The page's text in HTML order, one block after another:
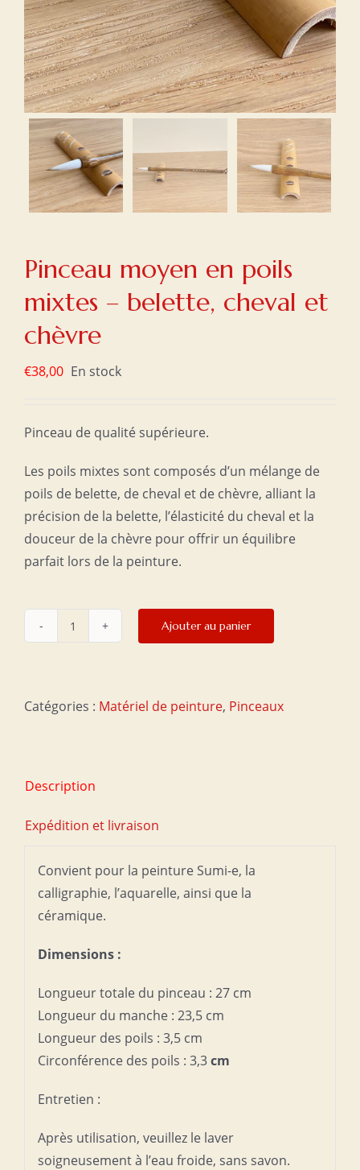
Pinceau moyen en poils
mixtes – belette, cheval et
chèvre
€38,00 En stock
Pinceau de qualité supérieure.
Les poils mixtes sont composés d’un mélange de
poils de belette, de cheval et de chèvre, alliant la
précision de la belette, l’élasticité du cheval et la
douceur de la chèvre pour offrir un équilibre
parfait lors de la peinture.
quantité
moyen
–
belette,
chèvre
Ajouter au panier
Catégories : Matériel de peinture, Pinceaux
Description
Expédition et livraison
Convient pour la peinture Sumi-e, la
calligraphie, l’aquarelle, ainsi que la
céramique.
Dimensions :
Longueur totale du pinceau : 27 cm
Longueur du manche : 23,5 cm
Longueur des poils : 3,5 cm
Circonférence des poils : 3,3cm
Entretien :
Après utilisation, veuillez le laver
soigneusement à l’eau froide, sans savon.